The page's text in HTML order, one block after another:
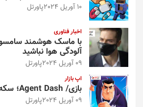
10 آوریل 2024 پاورتل
اخبار فناوری
با ماسک هوشمند
آلودگی هوا نباشید
09 آوریل 2024 پاورتل
اپ بازار
بازی/ Agent Dash؛ سکه‌ها را جمع کنید
09 آوریل 2024 پاورتل